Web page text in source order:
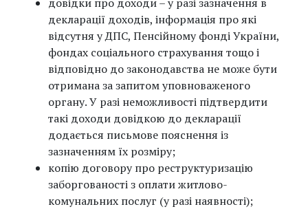
декларації доходів, інформація про які
відсутня у ДПС, Пенсійному фонді України,
фондах соціального страхування тощо і
відповідно до законодавства не може бути
отримана за запитом уповноваженого
органу. У разі неможливості підтвердити
такі доходи довідкою до декларації
додається письмове пояснення із
зазначенням їх розміру;
копію договору про реструктуризацію
заборгованості з оплати житлово-
комунальних послуг (у разі наявності);